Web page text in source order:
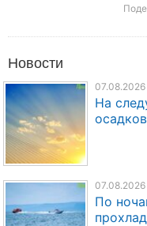
Новости
На
07.08.2026
По